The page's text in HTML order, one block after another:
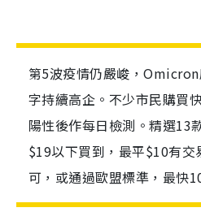
第5波疫情仍嚴峻，
字持續高企。不少市民購買
陽性後作每日檢測。精選13
$19以下買到，最平$10有
可，或通過歐盟標準，最快